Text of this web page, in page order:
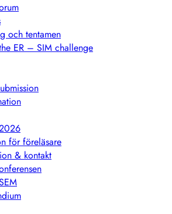
och tentamen
ER – SIM challenge
för föreläsare
& kontakt